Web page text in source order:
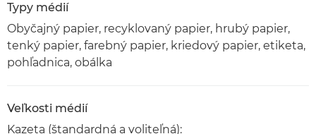
Typy médií
Obyčajný papier, recyklovaný papier, hrubý papier,
tenký papier, farebný papier, kriedový papier, etiketa,
pohľadnica, obálka
Veľkosti médií
Kazeta (štandardná a voliteľná):